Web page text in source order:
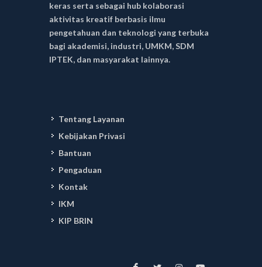
keras serta sebagai hub kolaborasi
aktivitas kreatif berbasis ilmu
pengetahuan dan teknologi yang terbuka
bagi akademisi, industri, UMKM, SDM
IPTEK, dan masyarakat lainnya.
Tentang Layanan
Kebijakan Privasi
Bantuan
Pengaduan
Kontak
IKM
KIP BRIN